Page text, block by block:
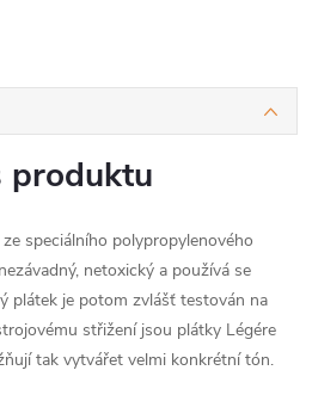
produktu
speciálního polypropylenového
netoxický a používá se
plátek je potom zvlášť testován na
střižení jsou plátky Légére
tak vytvářet velmi konkrétní tón.